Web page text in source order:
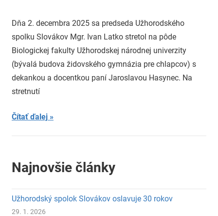
Dňa 2. decembra 2025 sa predseda Užhorodského
spolku Slovákov Mgr. Ivan Latko stretol na pôde
Biologickej fakulty Užhorodskej národnej univerzity
(bývalá budova židovského gymnázia pre chlapcov) s
dekankou a docentkou paní Jaroslavou Hasynec. Na
stretnutí
Čítať ďalej
Najnovšie články
Užhorodský spolok Slovákov oslavuje 30 rokov
29. 1. 2026